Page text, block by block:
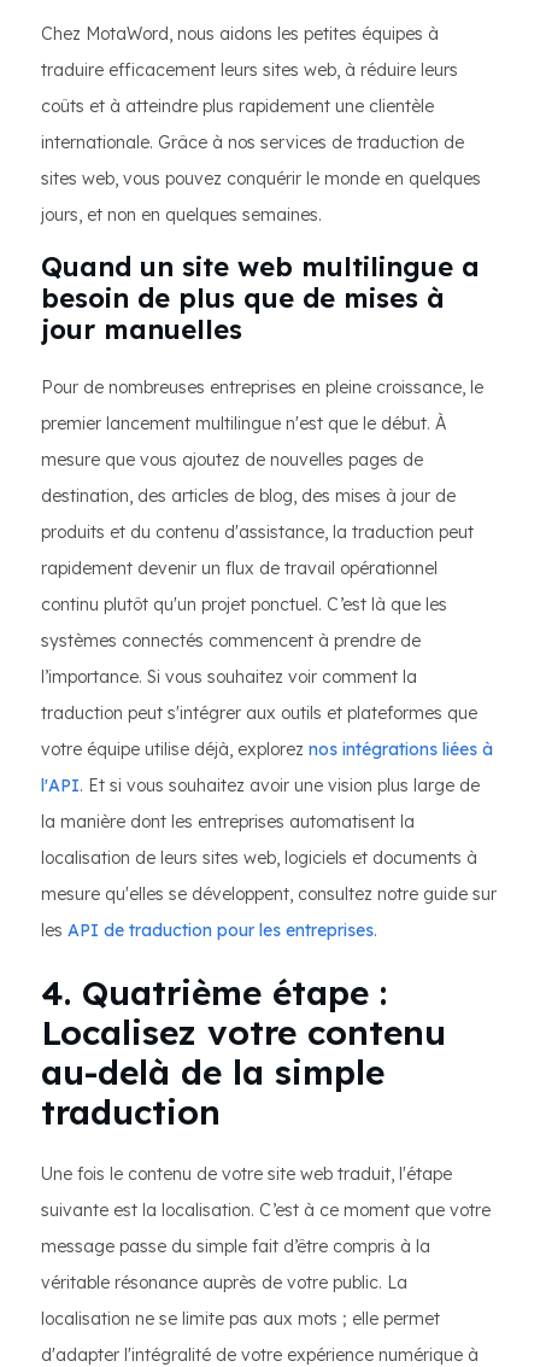
Chez MotaWord, nous aidons les petites équipes à
traduire efficacement leurs sites web, à réduire leurs
coûts et à atteindre plus rapidement une clientèle
internationale. Grâce à nos services de traduction de
sites web, vous pouvez conquérir le monde en quelques
jours, et non en quelques semaines.
Quand un site web multilingue a
besoin de plus que de mises à
jour manuelles
Pour de nombreuses entreprises en pleine croissance, le
premier lancement multilingue n'est que le début. À
mesure que vous ajoutez de nouvelles pages de
destination, des articles de blog, des mises à jour de
produits et du contenu d'assistance, la traduction peut
rapidement devenir un flux de travail opérationnel
continu plutôt qu'un projet ponctuel. C’est là que les
systèmes connectés commencent à prendre de
l’importance. Si vous souhaitez voir comment la
traduction peut s'intégrer aux outils et plateformes que
votre équipe utilise déjà, explorez nos intégrations liées à
l'API. Et si vous souhaitez avoir une vision plus large de
la manière dont les entreprises automatisent la
localisation de leurs sites web, logiciels et documents à
mesure qu'elles se développent, consultez notre guide sur
les API de traduction pour les entreprises.
4. Quatrième étape :
Localisez votre contenu
au-delà de la simple
traduction
Une fois le contenu de votre site web traduit, l'étape
suivante est la localisation. C’est à ce moment que votre
message passe du simple fait d’être compris à la
véritable résonance auprès de votre public. La
localisation ne se limite pas aux mots ; elle permet
d'adapter l'intégralité de votre expérience numérique à